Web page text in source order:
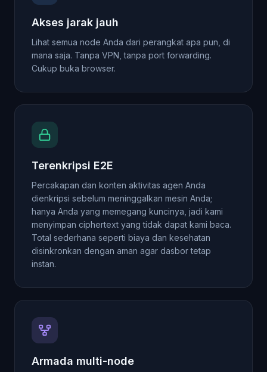
Akses jarak jauh
Lihat semua node Anda dari perangkat apa pun, di
mana saja. Tanpa VPN, tanpa port forwarding.
Cukup buka browser.
Terenkripsi E2E
Percakapan dan konten aktivitas agen Anda
dienkripsi sebelum meninggalkan mesin Anda;
hanya Anda yang memegang kuncinya, jadi kami
menyimpan ciphertext yang tidak dapat kami baca.
Total sederhana seperti biaya dan kesehatan
disinkronkan dengan aman agar dasbor tetap
instan.
Armada multi-node